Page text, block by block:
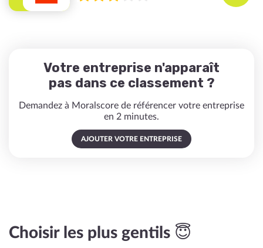
Votre entreprise n'apparaît
pas dans ce classement ?
Demandez à Moralscore de référencer votre entreprise
en 2 minutes.
AJOUTER VOTRE ENTREPRISE
Choisir les plus gentils 😇